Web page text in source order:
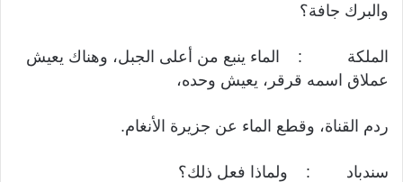
والبرك جافة؟
الملكة : الماء ينبع من أعلى الجبل، وهناك يعيش
عملاق اسمه قرقر، يعيش وحده،
ردم القناة، وقطع الماء عن جزيرة الأنغام.
سندباد : ولماذا فعل ذلك؟